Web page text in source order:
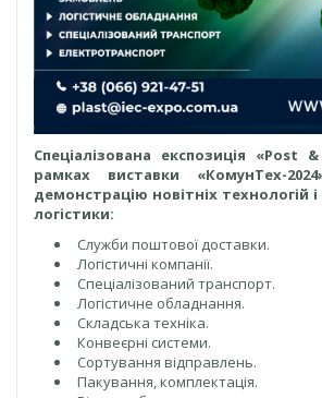
Спеціалізована експозиція «Post
рамках виставки «КомунТех-
демонстрацію новітніх технологій
логістики:
Служби поштової доставки.
Логістичні компанії.
Спеціалізований транспорт.
Логістичне обладнання.
Складська техніка.
Конвеєрні системи.
Сортування відправлень.
Пакування, комплектація.